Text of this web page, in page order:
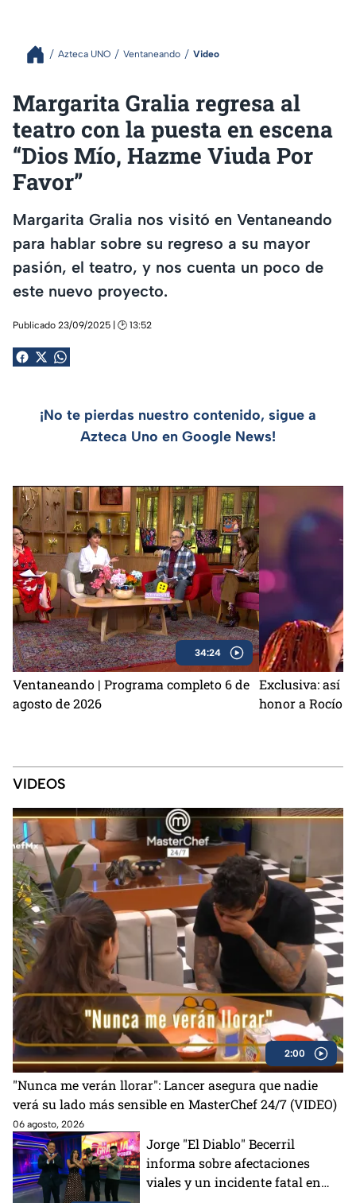
Azteca UNO Ventaneando Video
Margarita Gralia regresa al
teatro con la puesta en escena
“Dios Mío, Hazme Viuda Por
Favor”
Margarita Gralia nos visitó en Ventaneando
para hablar sobre su regreso a su mayor
pasión, el teatro, y nos cuenta un poco de
este nuevo proyecto.
Publicado 23/09/2025 | 🕑 13:52
¡No te pierdas nuestro contenido, sigue a
Azteca Uno en Google News!
34:24
Ventaneando | Programa completo 6 de
agosto de 2026
Exclusiva: así
honor a Rocío
VIDEOS
2:00
"Nunca me verán llorar": Lancer asegura que nadie
verá su lado más sensible en MasterChef 24/7 (VIDEO)
06 agosto, 2026
Jorge "El Diablo" Becerril
informa sobre afectaciones
viales y un incidente fatal en